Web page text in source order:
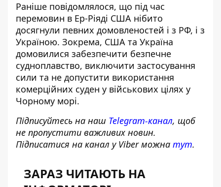
Раніше повідомлялося, що під час
перемовин в Ер-Ріяді США нібито
досягнули певних домовленостей і з РФ, і з
Україною. Зокрема, США та Україна
домовилися забезпечити безпечне
судноплавство, виключити застосування
сили та не допустити використання
комерційних суден у військових цілях у
Чорному морі.
Підписуйтесь на наш Telegram-канал, щоб
не пропустити важливих новин.
Підписатися на канал у Viber можна тут.
ЗАРАЗ ЧИТАЮТЬ НА